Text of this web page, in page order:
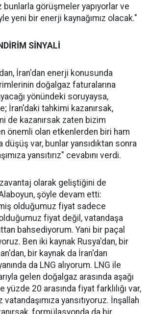
görüşmeler yapıyorlar ve
yeni bir enerji kaynağımız olacak."
SİNYALİ
İran'dan enerji konusunda
doğalgaz faturalarına
yönündeki soruyaysa,
İran'daki tahkimi kazanırsak,
de kazanırsak zaten bizim
önemli olan etkenlerden biri ham
düşüş var, bunlar yansıdıktan sonra
yansıtırız" cevabını verdi.
olarak geliştiğini de
şöyle devam etti:
olduğumuz fiyat sadece
fiyat değil, vatandaşa
bahsediyorum. Yani bir paçal
Ben iki kaynak Rusya'dan, bir
bir kaynak da İran'dan
da LNG alıyorum. LNG ile
gelen doğalgaz arasında aşağı
yüzde 20 arasında fiyat farklılığı var,
yansıtıyoruz. İnşallah
formülasyonda da bir